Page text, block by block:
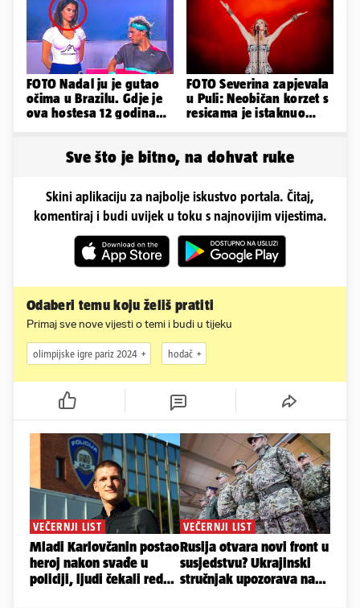
FOTO Nadal ju je gutao
očima u Brazilu. Gdje je
ova hostesa 12 godina
FOTO Severina zapjevala
u Puli: Neobičan korzet s
resicama je istaknuo
Sve što je bitno, na dohvat ruke
Skini aplikaciju za najbolje iskustvo portala. Čitaj,
komentiraj i budi uvijek u toku s najnovijim vijestima.
Odaberi temu koju želiš pratiti
Primaj sve nove vijesti o temi i budi u tijeku
olimpijske igre pariz 2024 hodač